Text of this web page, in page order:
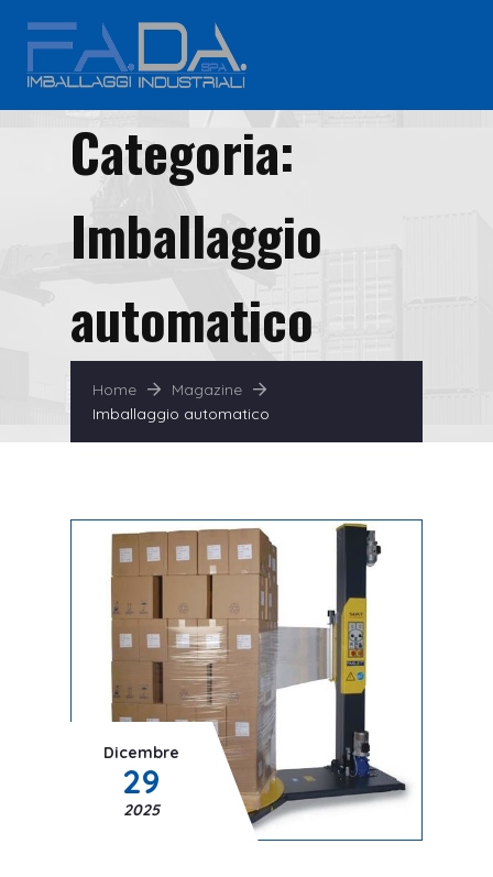
Categoria:
Imballaggio
automatico
Home
Magazine
Imballaggio automatico
Dicembre
29
2025